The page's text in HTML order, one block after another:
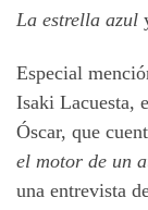
La estrella azul
Especial
Isaki Lacuesta,
Óscar, que
el motor de un
una entrevista